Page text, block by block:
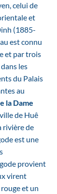
celui de
et
(1885-
est connu
et par trois
les
du Palais
au
la Dame
de Huê
rivière de
est une
provient
virent
et un